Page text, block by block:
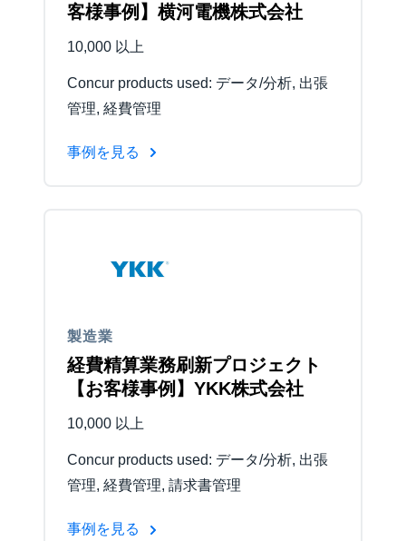
客様事例】横河電機株式会社
10,000 以上
Concur products used: データ/分析, 出張
管理, 経費管理
事例を見る
製造業
経費精算業務刷新プロジェクト
【お客様事例】YKK株式会社
10,000 以上
Concur products used: データ/分析, 出張
管理, 経費管理, 請求書管理
事例を見る